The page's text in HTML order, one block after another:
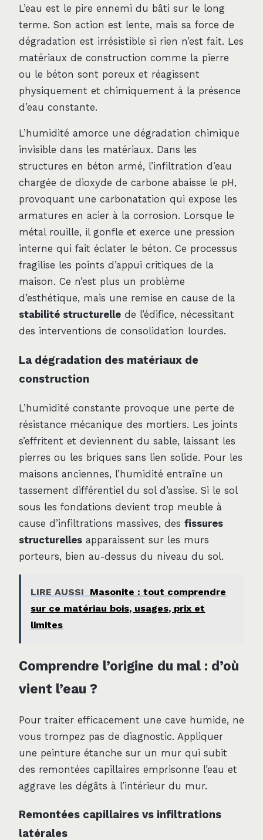
L’eau est le pire ennemi du bâti sur le long
terme. Son action est lente, mais sa force de
dégradation est irrésistible si rien n’est fait. Les
matériaux de construction comme la pierre
ou le béton sont poreux et réagissent
physiquement et chimiquement à la présence
d’eau constante.
L’humidité amorce une dégradation chimique
invisible dans les matériaux. Dans les
structures en béton armé, l’infiltration d’eau
chargée de dioxyde de carbone abaisse le pH,
provoquant une carbonatation qui expose les
armatures en acier à la corrosion. Lorsque le
métal rouille, il gonfle et exerce une pression
interne qui fait éclater le béton. Ce processus
fragilise les points d’appui critiques de la
maison. Ce n’est plus un problème
d’esthétique, mais une remise en cause de la
stabilité structurelle de l’édifice, nécessitant
des interventions de consolidation lourdes.
La dégradation des matériaux de
construction
L’humidité constante provoque une perte de
résistance mécanique des mortiers. Les joints
s’effritent et deviennent du sable, laissant les
pierres ou les briques sans lien solide. Pour les
maisons anciennes, l’humidité entraîne un
tassement différentiel du sol d’assise. Si le sol
sous les fondations devient trop meuble à
cause d’infiltrations massives, des fissures
structurelles apparaissent sur les murs
porteurs, bien au-dessus du niveau du sol.
LIRE AUSSI
Masonite : tout comprendre
sur ce matériau bois, usages, prix et
limites
Comprendre l’origine du mal : d’où
vient l’eau ?
Pour traiter efficacement une cave humide, ne
vous trompez pas de diagnostic. Appliquer
une peinture étanche sur un mur qui subit
des remontées capillaires emprisonne l’eau et
aggrave les dégâts à l’intérieur du mur.
Remontées capillaires vs infiltrations
latérales